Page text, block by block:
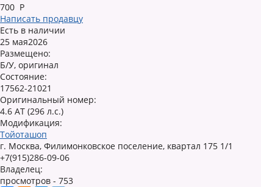
700 Р
Написать продавцу
Есть в наличии
25 мая2026
Размещено:
Б/У, оригинал
Состояние:
17562-21021
Оригинальный номер:
4.6 AT (296 л.с.)
Модификация:
Тойоташоп
г. Москва, Филимонковское поселение, квартал 175 1/1
+7(915)286-09-06
Владелец:
просмотров - 753